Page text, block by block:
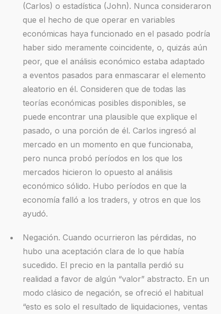
(Carlos) o estadística (John). Nunca consideraron
que el hecho de que operar en variables
económicas haya funcionado en el pasado podría
haber sido meramente coincidente, o, quizás aún
peor, que el análisis económico estaba adaptado
a eventos pasados para enmascarar el elemento
aleatorio en él. Consideren que de todas las
teorías económicas posibles disponibles, se
puede encontrar una plausible que explique el
pasado, o una porción de él. Carlos ingresó al
mercado en un momento en que funcionaba,
pero nunca probó períodos en los que los
mercados hicieron lo opuesto al análisis
económico sólido. Hubo períodos en que la
economía falló a los traders, y otros en que los
ayudó.
Negación. Cuando ocurrieron las pérdidas, no
hubo una aceptación clara de lo que había
sucedido. El precio en la pantalla perdió su
realidad a favor de algún “valor” abstracto. En un
modo clásico de negación, se ofreció el habitual
“esto es solo el resultado de liquidaciones, ventas